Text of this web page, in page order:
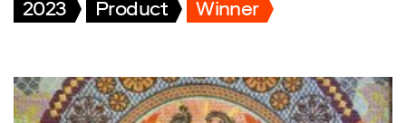
2023 Product Winner